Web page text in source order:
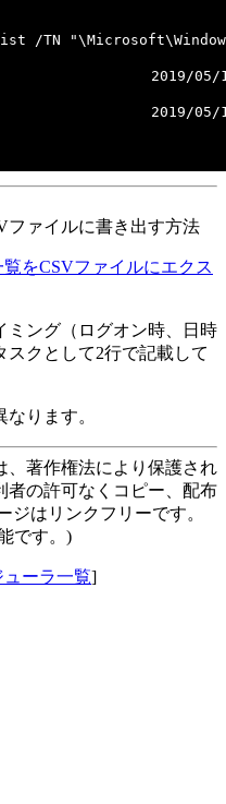
ファイルに書き出す方法
をCSVファイルにエクス
ミング（ログオン時、日時
クとして2行で記載して
ります。
、著作権法により保護され
者の許可なくコピー、配布
ジはリンクフリーです。
です。)
ューラ一覧]